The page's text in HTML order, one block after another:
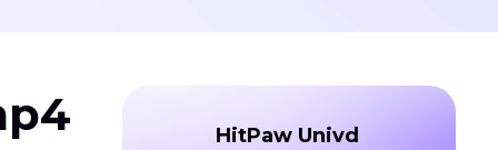
HitPaw Univd